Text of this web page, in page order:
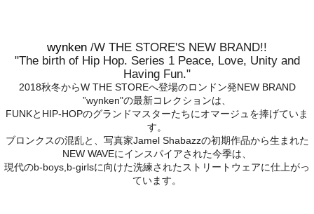
wynken /W THE STORE'S NEW BRAND!!
"The birth of Hip Hop. Series 1 Peace, Love, Unity and
Having Fun."
2018秋冬からW THE STOREへ登場のロンドン発NEW BRAND
”wynken"の最新コレクションは、
FUNKとHIP-HOPのグランドマスターたちにオマージュを捧げていま
す。
ブロンクスの混乱と、写真家Jamel Shabazzの初期作品から生まれた
NEW WAVEにインスパイアされた今季は、
現代のb-boys,b-girlsに向けた洗練されたストリートウェアに仕上がっ
ています。